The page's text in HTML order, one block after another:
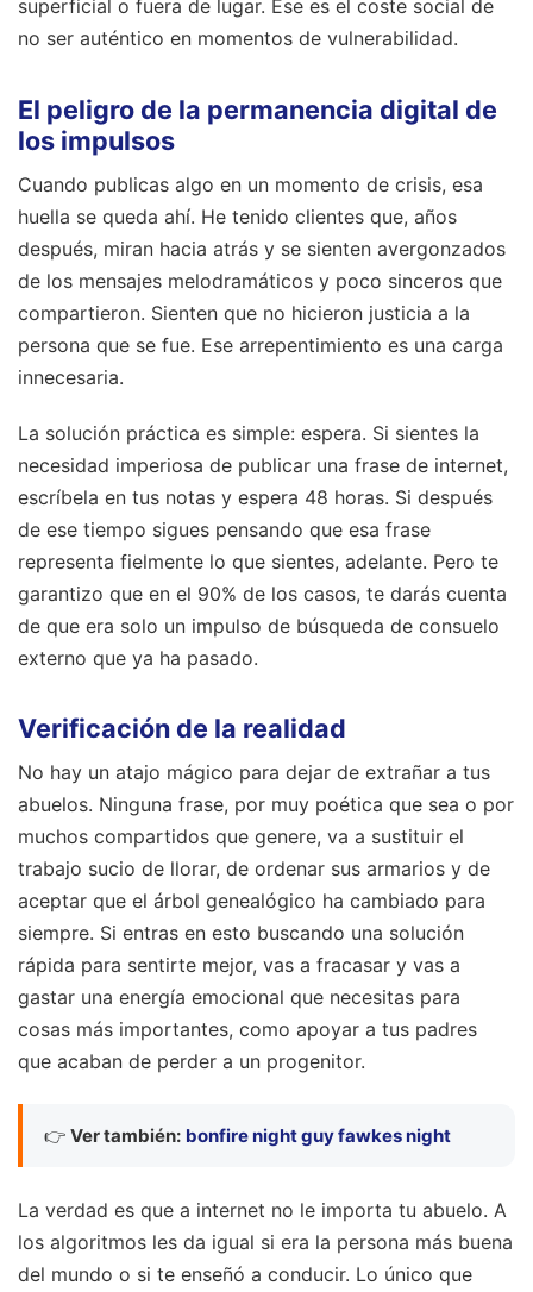
superficial o fuera de lugar. Ese es el coste social de
no ser auténtico en momentos de vulnerabilidad.
El peligro de la permanencia digital de
los impulsos
Cuando publicas algo en un momento de crisis, esa
huella se queda ahí. He tenido clientes que, años
después, miran hacia atrás y se sienten avergonzados
de los mensajes melodramáticos y poco sinceros que
compartieron. Sienten que no hicieron justicia a la
persona que se fue. Ese arrepentimiento es una carga
innecesaria.
La solución práctica es simple: espera. Si sientes la
necesidad imperiosa de publicar una frase de internet,
escríbela en tus notas y espera 48 horas. Si después
de ese tiempo sigues pensando que esa frase
representa fielmente lo que sientes, adelante. Pero te
garantizo que en el 90% de los casos, te darás cuenta
de que era solo un impulso de búsqueda de consuelo
externo que ya ha pasado.
Verificación de la realidad
No hay un atajo mágico para dejar de extrañar a tus
abuelos. Ninguna frase, por muy poética que sea o por
muchos compartidos que genere, va a sustituir el
trabajo sucio de llorar, de ordenar sus armarios y de
aceptar que el árbol genealógico ha cambiado para
siempre. Si entras en esto buscando una solución
rápida para sentirte mejor, vas a fracasar y vas a
gastar una energía emocional que necesitas para
cosas más importantes, como apoyar a tus padres
que acaban de perder a un progenitor.
👉 Ver también: bonfire night guy fawkes night
La verdad es que a internet no le importa tu abuelo. A
los algoritmos les da igual si era la persona más buena
del mundo o si te enseñó a conducir. Lo único que